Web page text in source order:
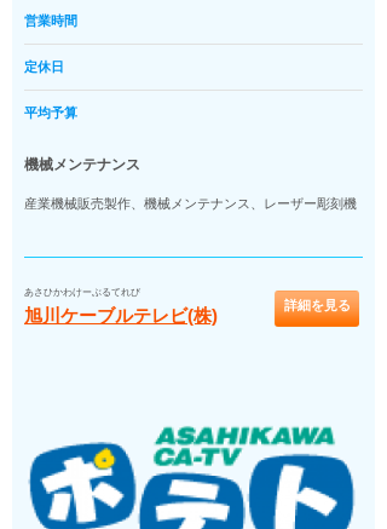
営業時間
定休日
平均予算
機械メンテナンス
産業機械販売製作、機械メンテナンス、レーザー彫刻機
あさひかわけーぶるてれび
旭川ケーブルテレビ(株) 詳細を見る